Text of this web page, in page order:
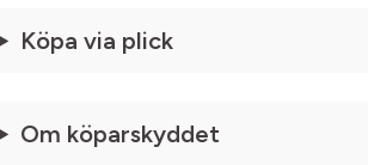
Köpa via plick
Om köparskyddet